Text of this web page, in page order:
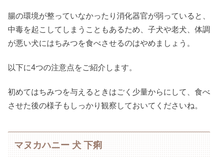
腸の環境が整っていなかったり消化器官が弱っていると、
中毒を起こしてしまうこともあるため、子犬や老犬、体調
が悪い犬にはちみつを食べさせるのはやめましょう。
以下に4つの注意点をご紹介します。
初めてはちみつを与えるときはごく少量からにして、食べ
させた後の様子もしっかり観察しておいてくださいね。
マヌカハニー 犬 下痢